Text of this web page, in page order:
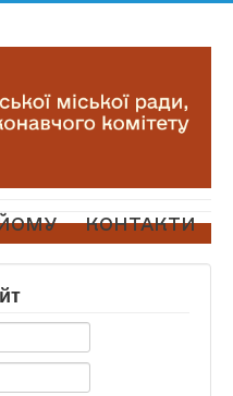
КОНТАКТИ